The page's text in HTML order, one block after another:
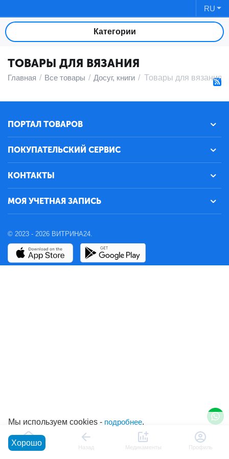
RU
Категории
ТОВАРЫ ДЛЯ ВЯЗАНИЯ
Главная / Все товары / Досуг, книги / Товары для вязания
ПОРТАЛ ТОВАРОВ
ПОКУПАТЕЛЬСКИЙ СЕРВИС
КОНТАКТЫ
МОЯ УЧЕТНАЯ ЗАПИСЬ
© 2023 - 2026 ВИТРИНА24.
Главная Назад Медикаменты Профиль
Мы используем cookies - подробнее.
Хорошо